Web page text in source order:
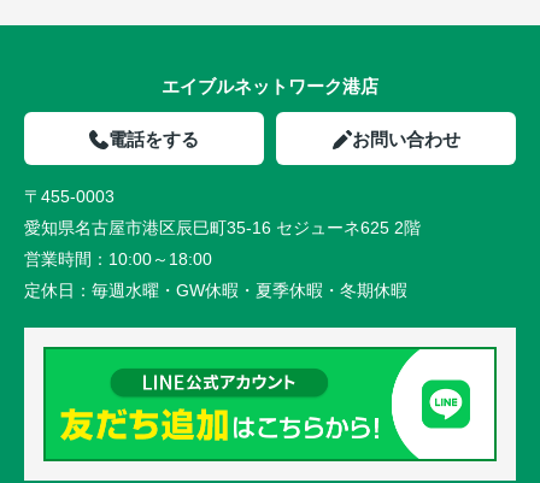
エイブルネットワーク港店
電話をする お問い合わせ
〒455-0003
愛知県名古屋市港区辰巳町35-16 セジューネ625 2階
営業時間： 10:00～18:00
定休日： 毎週水曜・GW休暇・夏季休暇・冬期休暇